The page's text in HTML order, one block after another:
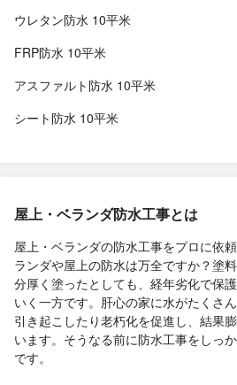
ウレタン防水 10平米
FRP防水 10平米
アスファルト防水 10平米
シート防水 10平米
屋上・ベランダ防水工事とは
屋上・ベランダの防水工事をプロに依
ランダや屋上の防水は万全ですか？塗
分厚く塗ったとしても、経年劣化で保
いく一方です。肝心の家に水がたくさ
引き起こしたり老朽化を促進し、結果
います。そうなる前に防水工事をしっ
です。